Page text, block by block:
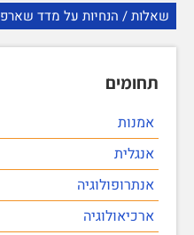
שאלות / הנחיות על מדד שארפ
תחומים
אמנות
אנגלית
אנתרופולוגיה
ארכיאולוגיה